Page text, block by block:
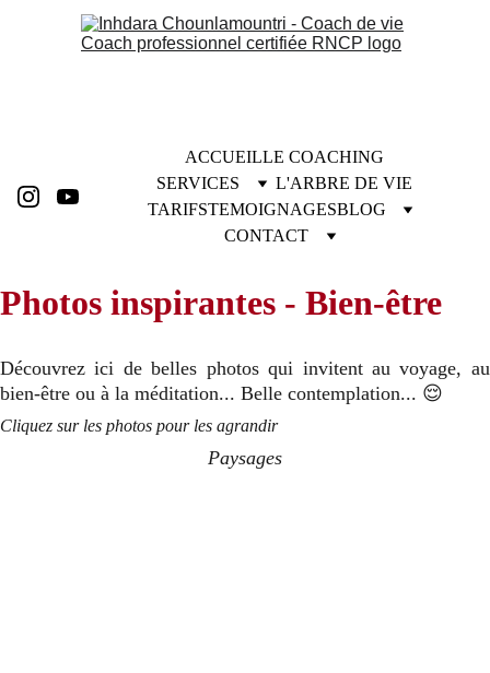
ACCUEILLE COACHING
SERVICES
L'ARBRE DE VIE
TARIFSTEMOIGNAGESBLOG
CONTACT
Paysages
Photos inspirantes - Bien-être
Découvrez ici de belles photos qui invitent au voyage, au
bien-être ou à la méditation... Belle contemplation... 😌
Cliquez sur les photos pour les agrandir